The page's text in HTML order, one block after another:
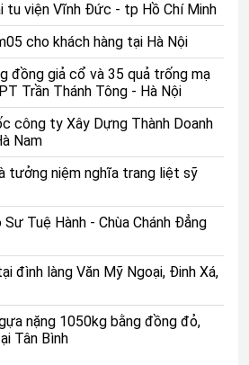
Quân Hiệu - niềm tự hào của dân
công trình tự đáng.
tại đồ đồng Thiên Phúc được
theo phương pháp truyền
đều được thực hiện bằng tay.
tu viện Vĩnh Đức - tp Hồ Chí Minh
cho khách hàng tại Hà Nội
đồng giả cổ và 35 quả trống mạ
Trần Thánh Tông - Hà Nội
công ty Xây Dựng Thành Doanh
Nam
tưởng niệm nghĩa trang liệt sỹ
Tuệ Hành - Chùa Chánh Đẳng
đình làng Văn Mỹ Ngoại, Đinh Xá,
nặng 1050kg bằng đồng đỏ,
Tân Bình